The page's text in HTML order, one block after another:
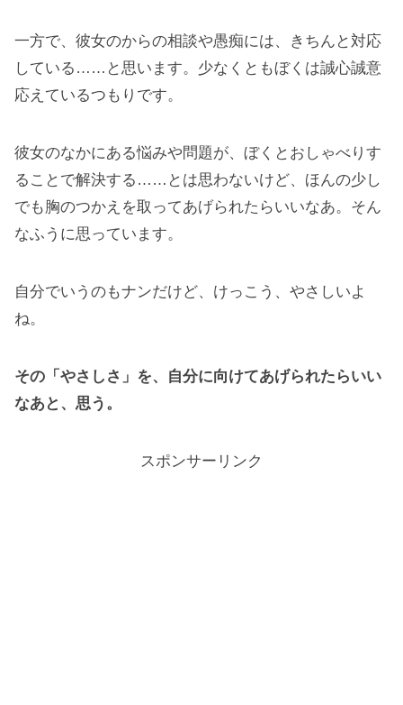
一方で、彼女のからの相談や愚痴には、きちんと対応
している……と思います。少なくともぼくは誠心誠意
応えているつもりです。
彼女のなかにある悩みや問題が、ぼくとおしゃべりす
ることで解決する……とは思わないけど、ほんの少し
でも胸のつかえを取ってあげられたらいいなあ。そん
なふうに思っています。
自分でいうのもナンだけど、けっこう、やさしいよ
ね。
その「やさしさ」を、自分に向けてあげられたらいい
なあと、思う。
スポンサーリンク